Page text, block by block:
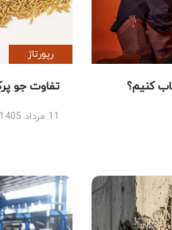
کنیم؟
رپورتاژ
تفاوت جو